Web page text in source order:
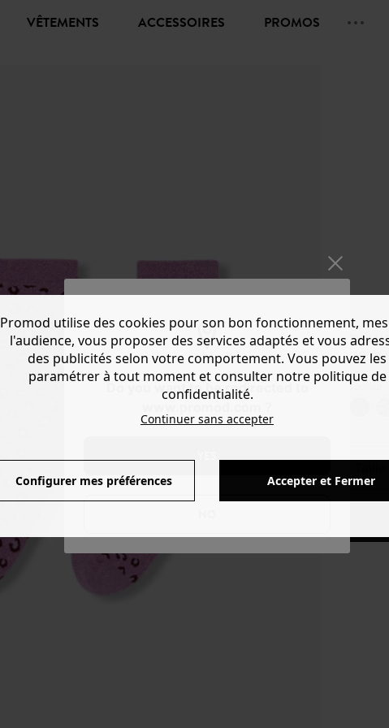
Do you want to be redirected to
VÊTEMENTS ACCESSOIRES PROMOS
CHF
Couleur :
Promod utilise des cookies pour son bon fonctionnement,
l'audience, vous proposer des services adaptés et vous
des publicités selon votre comportement. Vous pouvez les
paramétrer à tout moment et consulter notre politique de
confidentialité.
Continuer sans accepter
Configurer mes préférences Accepter et Fermer